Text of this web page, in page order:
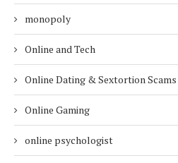
monopoly
Online and Tech
Online Dating & Sextortion Scams
Online Gaming
online psychologist